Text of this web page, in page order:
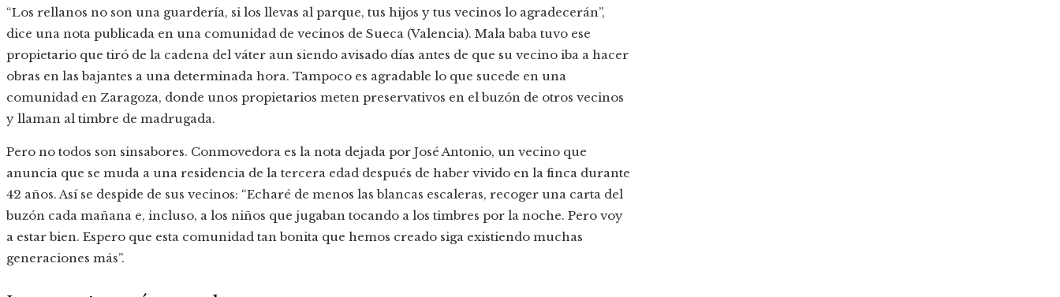
“Los rellanos no son una guardería, si los llevas al parque, tus hijos y tus vecinos lo agradecerán”,
dice una nota publicada en una comunidad de vecinos de Sueca (Valencia). Mala baba tuvo ese
propietario que tiró de la cadena del váter aun siendo avisado días antes de que su vecino iba a hacer
obras en las bajantes a una determinada hora. Tampoco es agradable lo que sucede en una
comunidad en Zaragoza, donde unos propietarios meten preservativos en el buzón de otros vecinos
y llaman al timbre de madrugada.
Pero no todos son sinsabores. Conmovedora es la nota dejada por José Antonio, un vecino que
anuncia que se muda a una residencia de la tercera edad después de haber vivido en la finca durante
42 años. Así se despide de sus vecinos: “Echaré de menos las blancas escaleras, recoger una carta del
buzón cada mañana e, incluso, a los niños que jugaban tocando a los timbres por la noche. Pero voy
a estar bien. Espero que esta comunidad tan bonita que hemos creado siga existiendo muchas
generaciones más”.